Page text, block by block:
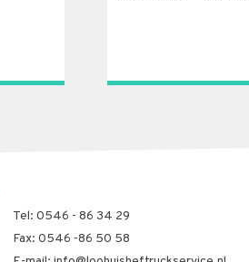
Tel: 0546 - 86 34 29
Fax: 0546 -86 50 58